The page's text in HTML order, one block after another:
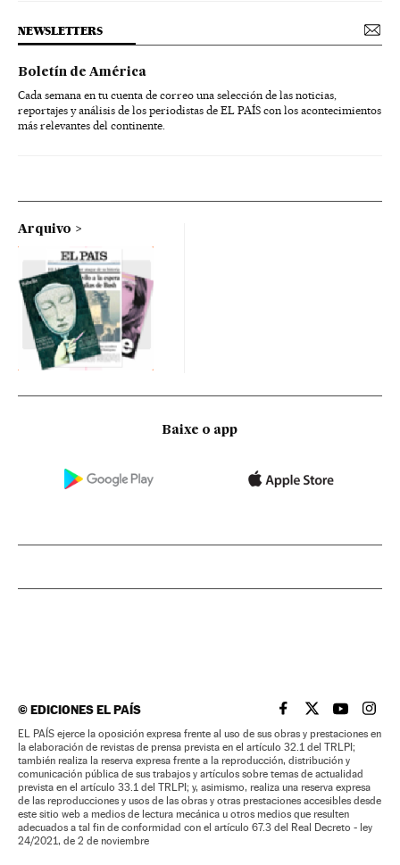
NEWSLETTERS
Boletín de América
Cada semana en tu cuenta de correo una selección de las noticias,
reportajes y análisis de los periodistas de EL PAÍS con los acontecimientos
más relevantes del continente.
Arquivo
Baixe o app
©EDICIONES EL PAÍS EL PAÍS BRASIL EN
EL PAÍSEL PAÍS
EL
EL PAÍS ejerce la oposición expresa frente al uso de sus obras y prestaciones en
la elaboración de revistas de prensa prevista en el artículo 32.1 del TRLPI;
también realiza la reserva expresa frente a la reproducción, distribución y
comunicación pública de sus trabajos y artículos sobre temas de actualidad
prevista en el artículo 33.1 del TRLPI; y, asimismo, realiza una reserva expresa
de las reproducciones y usos de las obras y otras prestaciones accesibles desde
este sitio web a medios de lectura mecánica u otros medios que resulten
adecuados a tal fin de conformidad con el artículo 67.3 del Real Decreto - ley
24/2021, de 2 de noviembre